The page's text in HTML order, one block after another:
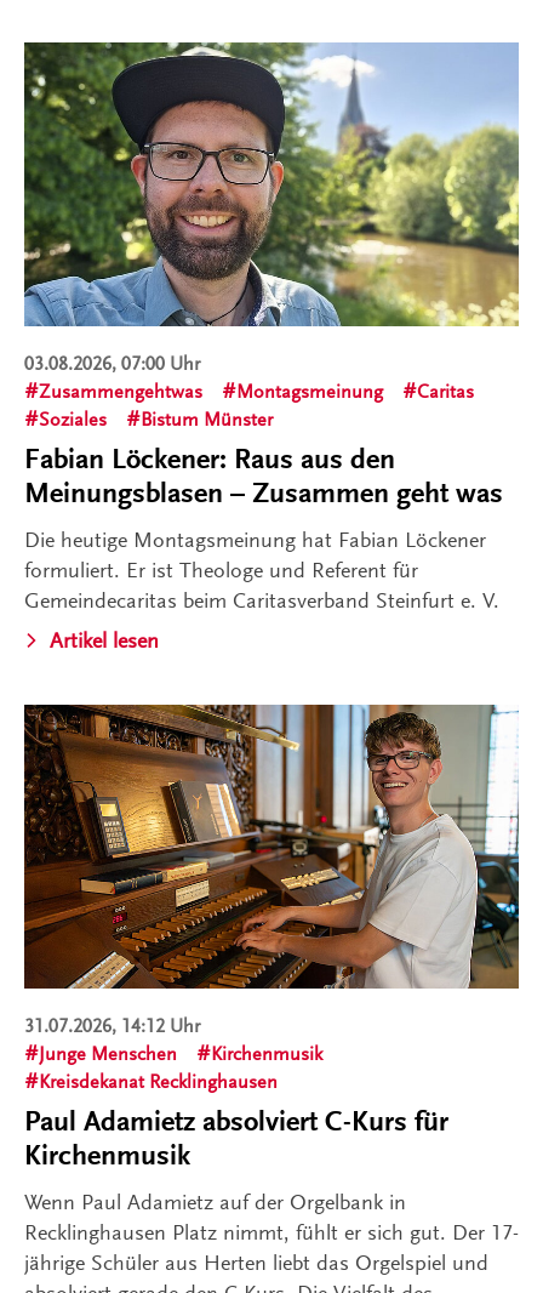
03.08.2026, 07:00 Uhr
Zusammengehtwas
Montagsmeinung
Caritas
Soziales
Bistum Münster
Fabian Löckener: Raus aus den
Meinungsblasen – Zusammen geht was
Die heutige Montagsmeinung hat Fabian Löckener
formuliert. Er ist Theologe und Referent für
Gemeindecaritas beim Caritasverband Steinfurt e. V.
Artikel lesen
31.07.2026, 14:12 Uhr
Junge Menschen
Kirchenmusik
Kreisdekanat Recklinghausen
Paul Adamietz absolviert C-Kurs für
Kirchenmusik
Wenn Paul Adamietz auf der Orgelbank in
Recklinghausen Platz nimmt, fühlt er sich gut. Der 17-
jährige Schüler aus Herten liebt das Orgelspiel und